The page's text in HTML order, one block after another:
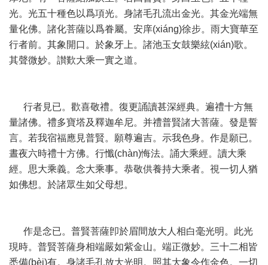
光。光五十種色以爲項光。身諸毛孔流出金光。其金光端無
量化佛。諸化菩薩以爲眷屬。安庠(xiáng)徐步。雨大寶華至
行者前。其象開口。於象牙上。諸池玉女鼓樂絃(xián)歌。
其聲微妙。讃歎大乘一實之道。
行者見已。歡喜敬禮。復更誦讀甚深經典。遍禮十方無
量諸佛。禮多寶塔及釋迦牟尼。并禮普賢諸大菩薩。發是誓
言。若我宿福應見普賢。願尊遍吉。示我色身。作是願已。
晝夜六時禮十方佛。行懺(chàn)悔法。誦大乘經。讀大乘
經。思大乘義。念大乘事。恭敬供養持大乘者。視一切人猶
如佛想。於諸眾生如父母想。
作是念已。普賢菩薩卽於眉間放大人相白毫光明。此光
現時。普賢菩薩身相端嚴如紫金山。端正微妙。三十二相皆
悉備(bèi)有。身諸毛孔放大光明。照其大象令作金色。一切